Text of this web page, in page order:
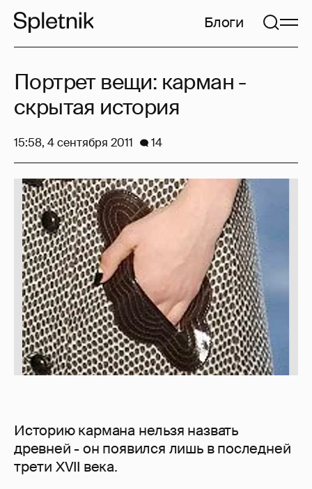
Блоги
Историю кармана нельзя назвать
древней - он появился лишь в последней
трети XVII века.
Портрет вещи: карман -
скрытая история
15:58, 4 сентября 2011 14